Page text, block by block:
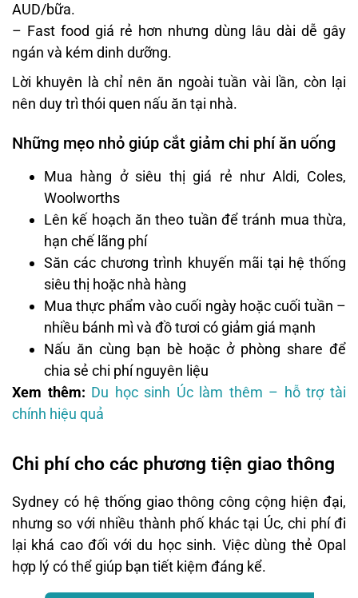
AUD/bữa.
– Fast food giá rẻ hơn nhưng dùng lâu dài dễ gây
ngán và kém dinh dưỡng.
Lời khuyên là chỉ nên ăn ngoài tuần vài lần, còn lại
nên duy trì thói quen nấu ăn tại nhà.
Những mẹo nhỏ giúp cắt giảm chi phí ăn uống
Mua hàng ở siêu thị giá rẻ như Aldi, Coles,
Woolworths
Lên kế hoạch ăn theo tuần để tránh mua thừa,
hạn chế lãng phí
Săn các chương trình khuyến mãi tại hệ thống
siêu thị hoặc nhà hàng
Mua thực phẩm vào cuối ngày hoặc cuối tuần –
nhiều bánh mì và đồ tươi có giảm giá mạnh
Nấu ăn cùng bạn bè hoặc ở phòng share để
chia sẻ chi phí nguyên liệu
Xem thêm: Du học sinh Úc làm thêm – hỗ trợ tài
chính hiệu quả
Chi phí cho các phương tiện giao thông
Sydney có hệ thống giao thông công cộng hiện đại,
nhưng so với nhiều thành phố khác tại Úc, chi phí đi
lại khá cao đối với du học sinh. Việc dùng thẻ Opal
hợp lý có thể giúp bạn tiết kiệm đáng kể.